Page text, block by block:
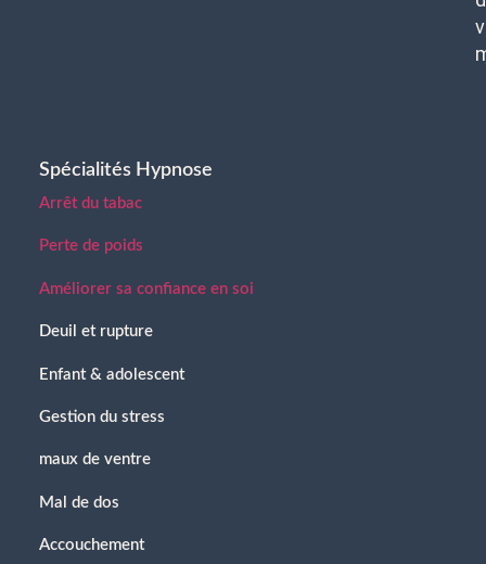
Spécialités Hypnose
Arrêt du tabac
Perte de poids
Améliorer sa confiance en soi
Deuil et rupture
Enfant & adolescent
Gestion du stress
maux de ventre
Mal de dos
Accouchement